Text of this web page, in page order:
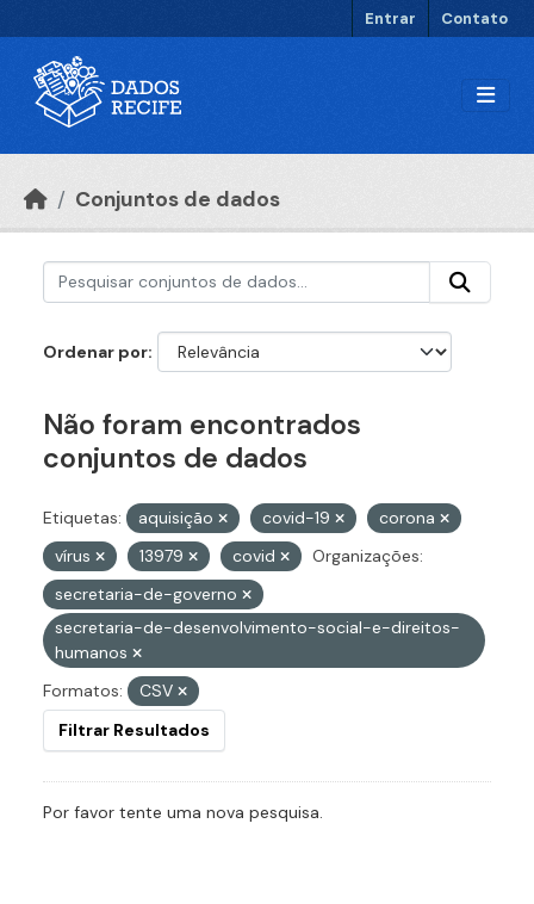
Entrar Contato
Conjuntos de dados
Ordenar por
Não foram encontrados
conjuntos de dados
Etiquetas: aquisição covid-19
corona
vírus
13979 covid
Organizações:
secretaria-de-governo
secretaria-de-desenvolvimento-social-e-direitos-
humanos
Formatos:
CSV
Filtrar Resultados
Por favor tente uma nova pesquisa.